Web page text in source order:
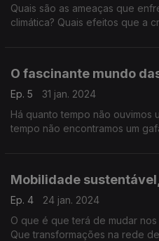
Quais são as ameaças que
climática? Quais efeitos que a
O fascinante mundo
Ep. 5
31 jan. 2024
Há quanto tempo não ouvimos
tempo não encontramos um
Mobilidade
Ep. 4
24 jan. 2024
O que é que terá de mudar
Que transformações na rede